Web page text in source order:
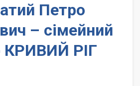
Петро
– сімейний
КРИВИЙ РІГ